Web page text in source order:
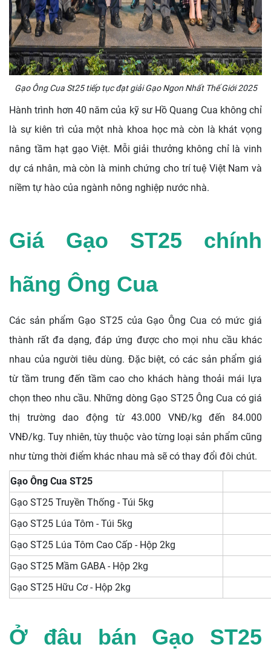
Gạo Ông Cua St25 tiếp tục đạt giải Gạo Ngon Nhất Thế Giới 2025
Hành trình hơn 40 năm của kỹ sư Hồ Quang Cua không chỉ
là sự kiên trì của một nhà khoa học mà còn là khát vọng
nâng tầm hạt gạo Việt. Mỗi giải thưởng không chỉ là vinh
dự cá nhân, mà còn là minh chứng cho trí tuệ Việt Nam và
niềm tự hào của ngành nông nghiệp nước nhà.
Giá Gạo ST25 chính
hãng Ông Cua
Các sản phẩm Gạo ST25 của Gạo Ông Cua có mức giá
thành rất đa dạng, đáp ứng được cho mọi nhu cầu khác
nhau của người tiêu dùng. Đặc biệt, có các sản phẩm giá
từ tầm trung đến tầm cao cho khách hàng thoải mái lựa
chọn theo nhu cầu. Những dòng Gạo ST25 Ông Cua có giá
thị trường dao động từ 43.000 VNĐ/kg đến 84.000
VNĐ/kg. Tuy nhiên, tùy thuộc vào từng loại sản phẩm cũng
như từng thời điểm khác nhau mà sẽ có thay đổi đôi chút.
Gạo Ông Cua ST25
Gạo ST25 Truyền Thống - Túi 5kg
Gạo ST25 Lúa Tôm - Túi 5kg
Gạo ST25 Lúa Tôm Cao Cấp - Hộp 2kg
Gạo ST25 Mầm GABA - Hộp 2kg
Gạo ST25 Hữu Cơ - Hộp 2kg
Ở đâu bán Gạo ST25